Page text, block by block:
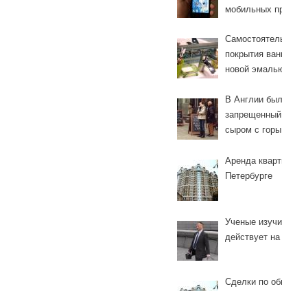
мобильных
покрытия
новой
В Англии
запрещенный
сыром с горы
Аренда
Петербурге
Ученые
действует
Сделки по